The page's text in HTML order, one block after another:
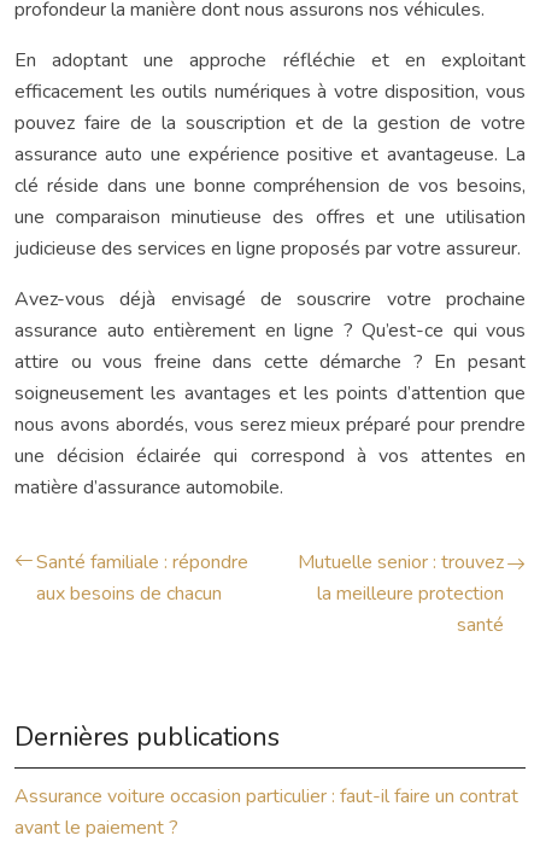
profondeur la manière dont nous assurons nos véhicules.
En adoptant une approche réfléchie et en exploitant
efficacement les outils numériques à votre disposition, vous
pouvez faire de la souscription et de la gestion de votre
assurance auto une expérience positive et avantageuse. La
clé réside dans une bonne compréhension de vos besoins,
une comparaison minutieuse des offres et une utilisation
judicieuse des services en ligne proposés par votre assureur.
Avez-vous déjà envisagé de souscrire votre prochaine
assurance auto entièrement en ligne ? Qu’est-ce qui vous
attire ou vous freine dans cette démarche ? En pesant
soigneusement les avantages et les points d’attention que
nous avons abordés, vous serez mieux préparé pour prendre
une décision éclairée qui correspond à vos attentes en
matière d’assurance automobile.
Santé familiale : répondre
aux besoins de chacun
Mutuelle senior : trouvez
la meilleure protection
santé
Dernières publications
Assurance voiture occasion particulier : faut-il faire un contrat
avant le paiement ?